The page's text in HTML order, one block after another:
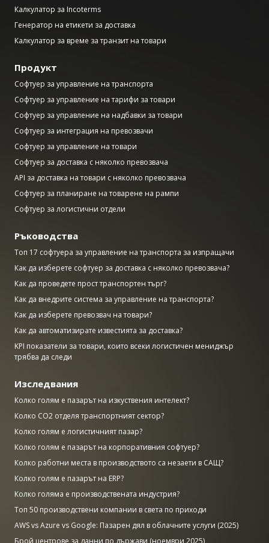
Калкулатор за Incoterms
Генератор на етикети за доставка
Калкулатор за време за транзит на товари
Продукт
Софтуер за управление на транспорта
Софтуер за управление на тарифи за товари
Софтуер за управление на надбавки за товари
Софтуер за интеграция на превозвачи
Софтуер за управление на товари
Софтуер за доставка с няколко превозвача
API за доставка на товари с няколко превозвача
Софтуер за планиране на товарене на рампи
Софтуер за логистични отдели
Ръководства
Топ 17 софтуера за управление на транспорта за изпращачи
Как да изберете софтуер за доставка с няколко превозвача?
Как да проведете прост транспортен търг?
Как да внедрите система за управление на транспорта?
Как да изберете превозвач на товари?
Как да автоматизирате известията за доставка?
KPI показатели за товари, които всеки логистичен мениджър
трябва да следи
Изследвания
Колко голям е пазарът на изкуствения интелект?
Колко CO2 отделя транспортният сектор?
Колко голям е логистичният пазар?
Колко голям е пазарът на корпоративния софтуер?
Колко работни места в производството са незаети в САЩ?
Колко голям е пазарът на ERP?
Колко голяма е производствената индустрия?
Топ 50 производствени компании в света по приходи
AWS vs Azure vs Google: Пазарен дял в облачните услуги (2025)